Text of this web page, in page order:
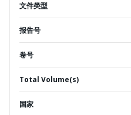
文件类型
报告号
卷号
Total Volume(s)
国家